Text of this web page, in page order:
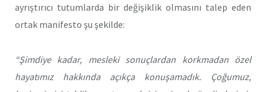
ayrıştırıcı tutumlarda bir değişiklik olmasını talep eden
ortak manifesto şu şekilde:
“Şimdiye kadar, mesleki sonuçlardan korkmadan özel
hayatımız hakkında açıkça konuşamadık. Çoğumuz,